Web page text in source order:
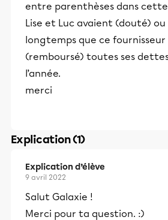
entre parenthèses dans cette
Lise et Luc avaient (douté)
longtemps que ce
(remboursé) toutes ses
l’année.
merci
Explication (1)
Explication d’élève
9 avril 2022
Salut Galaxie !
Merci pour ta question. :)